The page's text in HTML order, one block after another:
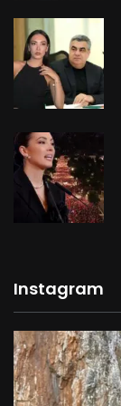
Instagram